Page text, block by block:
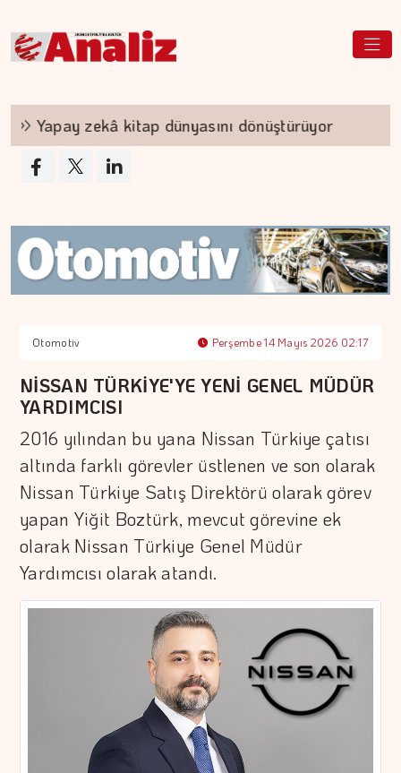
Yapay zekâ kitap dünyasını dönüştürüyor
Otomotiv Perşembe 14 Mayıs 2026 02:17
NİSSAN TÜRKİYE'YE YENİ GENEL MÜDÜR
YARDIMCISI
2016 yılından bu yana Nissan Türkiye çatısı
altında farklı görevler üstlenen ve son olarak
Nissan Türkiye Satış Direktörü olarak görev
yapan Yiğit Boztürk, mevcut görevine ek
olarak Nissan Türkiye Genel Müdür
Yardımcısı olarak atandı.